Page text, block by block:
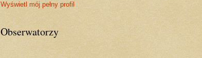
Wyświetl mój pełny profil
Obserwatorzy